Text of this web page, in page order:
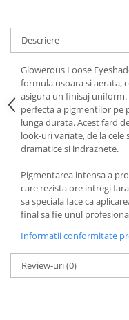
Descriere
Glowerous Loose
formula usoara si aerata,
asigura un finisaj
perfecta a pigmentilor pe
lunga durata. Acest fard
look-uri variate, de la cele
dramatice si indraznete.
Pigmentarea intensa a
care rezista ore intregi
sa speciala face ca
final sa fie unul
Informatii conformitate
Review-uri(0)